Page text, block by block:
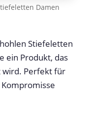
Damen
Stiefeletten
ein Produkt, das
wird. Perfekt für